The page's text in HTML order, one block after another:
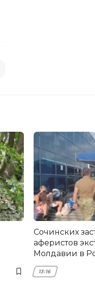
Сочинских
аферистов
Молдавии в
13:16